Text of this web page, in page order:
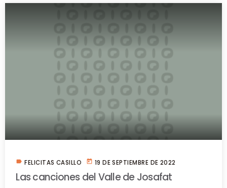
label FELICITAS CASILLO today 19 DE SEPTIEMBRE DE 2022
Las canciones del Valle de Josafat